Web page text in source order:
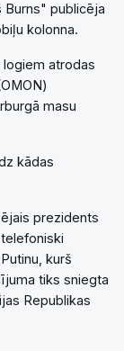
publicēja
kolonna.
atrodas
masu
kādas
prezidents
kurš
tiks sniegta
Republikas